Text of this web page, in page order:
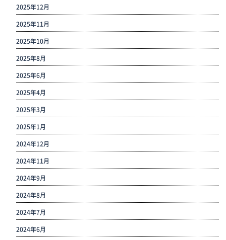
2025年12月
2025年11月
2025年10月
2025年8月
2025年6月
2025年4月
2025年3月
2025年1月
2024年12月
2024年11月
2024年9月
2024年8月
2024年7月
2024年6月